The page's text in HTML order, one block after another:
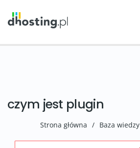
czym jest plugin
Strona główna / Baza wiedzy